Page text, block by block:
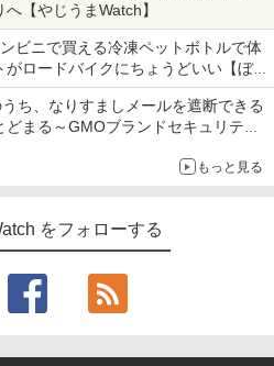
【やじうまWatch】
ビニで買える冷凍ペットボトルで体
ロードバイクにちょうどいい【ぼっ
【空いた時間でなにしてる？】
ち、なりすましメールを遮断できる
まる～GMOブランドセキュリティ
もっと見る
をフォローする